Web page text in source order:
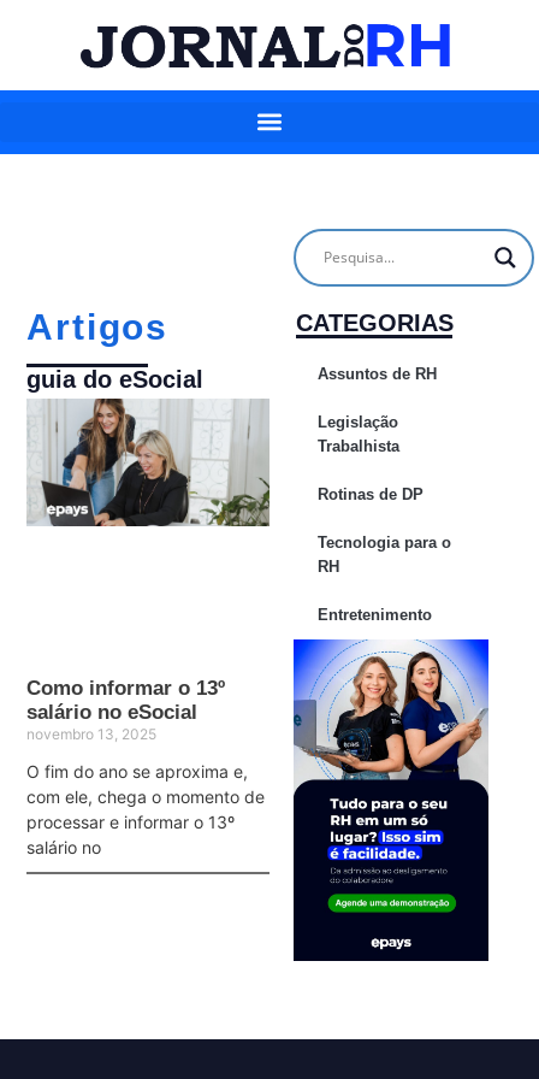
Artigos
guia do eSocial
Como informar o 13º
salário no eSocial
novembro 13, 2025
O fim do ano se aproxima e,
com ele, chega o momento de
processar e informar o 13º
salário no
CATEGORIAS
Assuntos de RH
Legislação
Trabalhista
Rotinas de DP
Tecnologia para o
RH
Entretenimento